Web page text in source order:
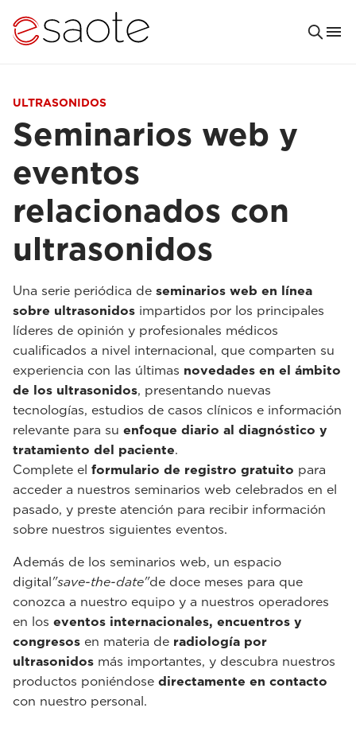
ULTRASONIDOS
Seminarios web y
eventos
relacionados con
ultrasonidos
Una serie periódica de seminarios web en línea
sobre ultrasonidos impartidos por los principales
líderes de opinión y profesionales médicos
cualificados a nivel internacional, que comparten su
experiencia con las últimas novedades en el ámbito
de los ultrasonidos, presentando nuevas
tecnologías, estudios de casos clínicos e información
relevante para su enfoque diario al diagnóstico y
tratamiento del paciente.
Complete el formulario de registro gratuito para
acceder a nuestros seminarios web celebrados en el
pasado, y preste atención para recibir información
sobre nuestros siguientes eventos.
Además de los seminarios web, un espacio
digital"save-the-date"de doce meses para que
conozca a nuestro equipo y a nuestros operadores
en los eventos internacionales, encuentros y
congresos en materia de radiología por
ultrasonidos más importantes, y descubra nuestros
productos poniéndose directamente en contacto
con nuestro personal.